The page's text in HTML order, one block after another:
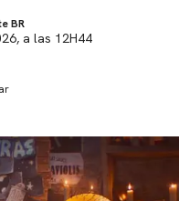
BR
a las 12H44